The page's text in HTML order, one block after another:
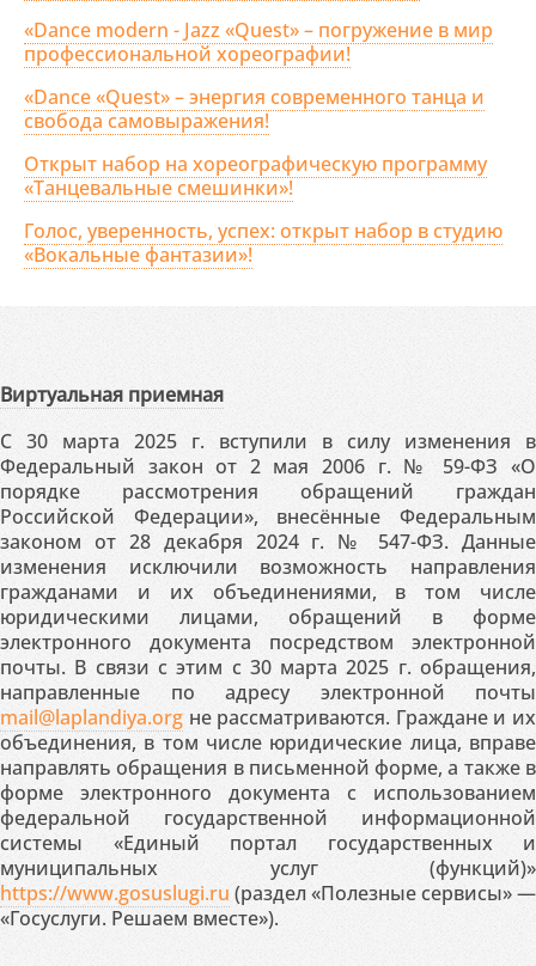
«Dance modern - Jazz «Quest» – погружение в мир
профессиональной хореографии!
«Dance «Quest» – энергия современного танца и
свобода самовыражения!
Открыт набор на хореографическую программу
«Танцевальные смешинки»!
Голос, уверенность, успех: открыт набор в студию
«Вокальные фантазии»!
Виртуальная приемная
С 30 марта 2025 г. вступили в силу изменения в
Федеральный закон от 2 мая 2006 г. № 59-ФЗ «О
порядке рассмотрения обращений граждан
Российской Федерации», внесённые Федеральным
законом от 28 декабря 2024 г. № 547-ФЗ. Данные
изменения исключили возможность направления
гражданами и их объединениями, в том числе
юридическими лицами, обращений в форме
электронного документа посредством электронной
почты. В связи с этим с 30 марта 2025 г. обращения,
направленные по адресу электронной почты
mail@laplandiya.org не рассматриваются. Граждане и их
объединения, в том числе юридические лица, вправе
направлять обращения в письменной форме, а также в
форме электронного документа с использованием
федеральной государственной информационной
системы «Единый портал государственных и
муниципальных услуг (функций)»
https://www.gosuslugi.ru (раздел «Полезные сервисы» —
«Госуслуги. Решаем вместе»).